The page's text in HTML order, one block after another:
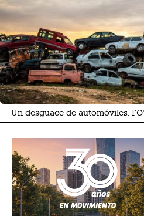
Un desguace de automóviles.